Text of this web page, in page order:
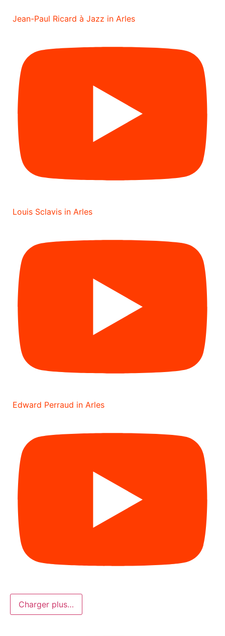
Jean-Paul Ricard à Jazz in Arles
Louis Sclavis in Arles
Edward Perraud in Arles
Charger plus…